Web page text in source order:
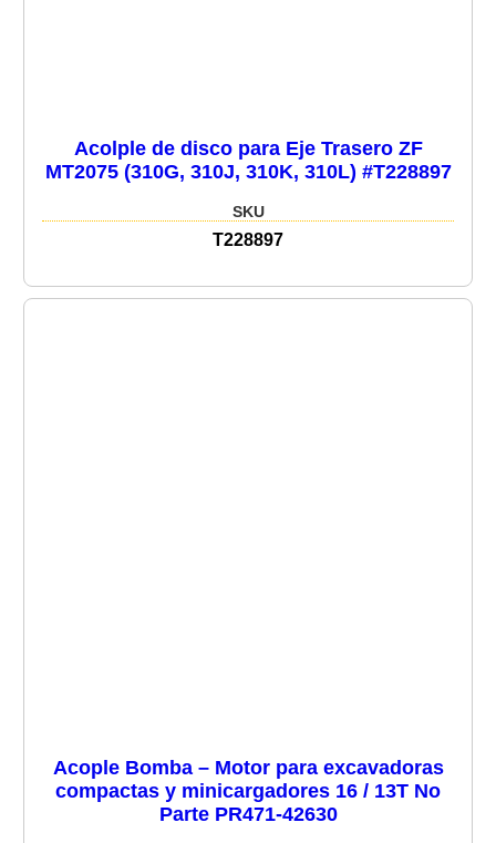
Acolple de disco para Eje Trasero ZF
MT2075 (310G, 310J, 310K, 310L) #T228897
SKU
T228897
Acople Bomba – Motor para excavadoras
compactas y minicargadores 16 / 13T No
Parte PR471-42630